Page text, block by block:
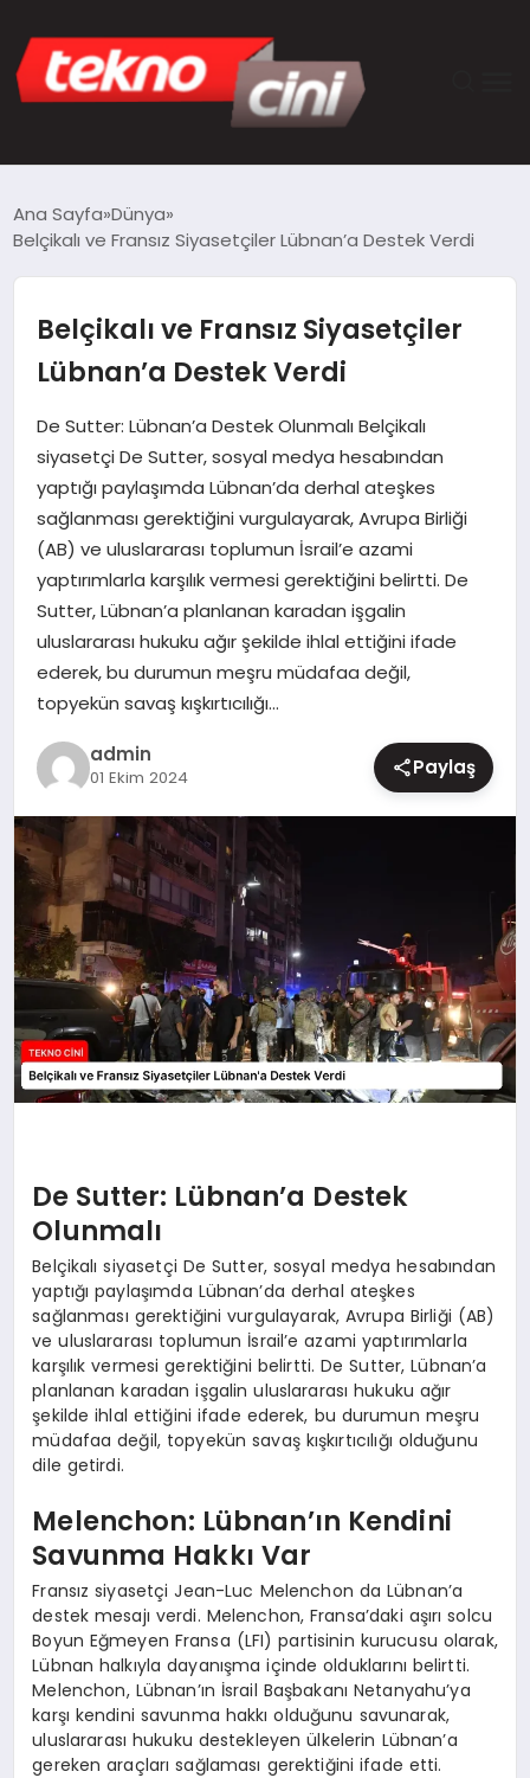
TEKNOLOJI
GÜNCEL
YAŞAM
SAĞLIK
DÜNYA
MAGAZIN
Ana Sayfa Dünya
Belçikalı ve Fransız Siyasetçiler Lübnan’a Destek Verdi
Belçikalı ve Fransız Siyasetçiler
Lübnan’a Destek Verdi
De Sutter: Lübnan’a Destek Olunmalı Belçikalı
siyasetçi De Sutter, sosyal medya hesabından
yaptığı paylaşımda Lübnan’da derhal ateşkes
sağlanması gerektiğini vurgulayarak, Avrupa Birliği
(AB) ve uluslararası toplumun İsrail’e azami
yaptırımlarla karşılık vermesi gerektiğini belirtti. De
Sutter, Lübnan’a planlanan karadan işgalin
uluslararası hukuku ağır şekilde ihlal ettiğini ifade
ederek, bu durumun meşru müdafaa değil,
topyekün savaş kışkırtıcılığı…
admin
01 Ekim 2024 Paylaş
De Sutter: Lübnan’a Destek
Olunmalı
Belçikalı siyasetçi De Sutter, sosyal medya hesabından
yaptığı paylaşımda Lübnan’da derhal ateşkes
sağlanması gerektiğini vurgulayarak, Avrupa Birliği (AB)
ve uluslararası toplumun İsrail’e azami yaptırımlarla
karşılık vermesi gerektiğini belirtti. De Sutter, Lübnan’a
planlanan karadan işgalin uluslararası hukuku ağır
şekilde ihlal ettiğini ifade ederek, bu durumun meşru
müdafaa değil, topyekün savaş kışkırtıcılığı olduğunu
dile getirdi.
Melenchon: Lübnan’ın Kendini
Savunma Hakkı Var
Fransız siyasetçi Jean-Luc Melenchon da Lübnan’a
destek mesajı verdi. Melenchon, Fransa’daki aşırı solcu
Boyun Eğmeyen Fransa (LFI) partisinin kurucusu olarak,
Lübnan halkıyla dayanışma içinde olduklarını belirtti.
Melenchon, Lübnan’ın İsrail Başbakanı Netanyahu’ya
karşı kendini savunma hakkı olduğunu savunarak,
uluslararası hukuku destekleyen ülkelerin Lübnan’a
gereken araçları sağlaması gerektiğini ifade etti.